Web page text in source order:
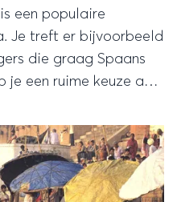
een populaire
Je treft er bijvoorbeeld
die graag Spaans
je een ruime keuze aan